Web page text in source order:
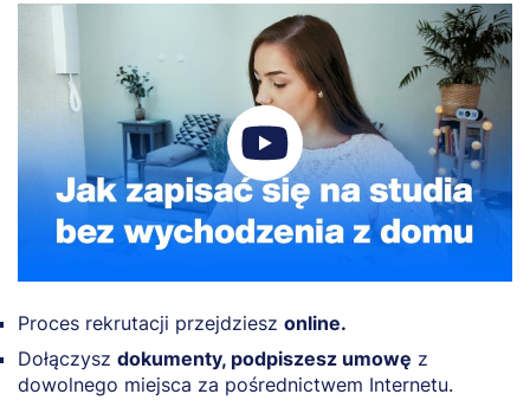
Proces rekrutacji przejdziesz online.
Dołączysz dokumenty, podpiszesz umowę z
dowolnego miejsca za pośrednictwem Internetu.